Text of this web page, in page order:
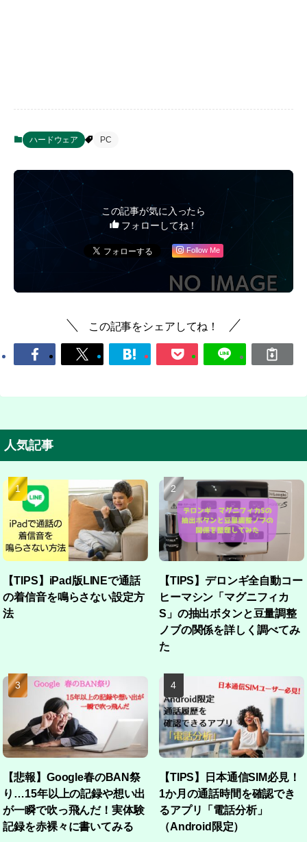
ハードウェア PC
この記事が気に入ったら
フォローしてね！
Follow Me
この記事をシェアしてね！
人気記事
【TIPS】iPad版LINEで通話
の着信音を鳴らさない設定方
法
【TIPS】デロンギ全自動コー
ヒーマシン「マグニフィカ
S」の抽出ボタンと豆量調整
ノブの関係を詳しく調べてみ
た
【悲報】Google春のBAN祭
り…15年以上の記録や想い出
が一瞬で吹っ飛んだ！実体験
記録を赤裸々に書いてみる
【TIPS】日本通信SIM必見！
1か月の通話時間を確認でき
るアプリ「電話分析」
（Android限定）